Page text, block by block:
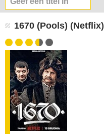
1670 (Pools) (Netflix)